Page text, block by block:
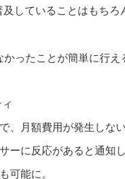
していることはもちろ
ったことが簡単に行え
、月額費用が発生しな
ーに反応があると通知し
可能に。